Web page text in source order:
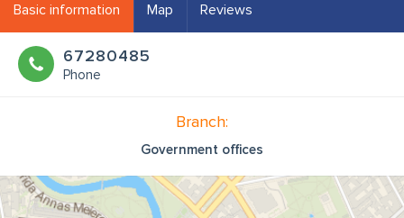
Basic information Map Reviews
67280485
Phone
Branch:
Government offices